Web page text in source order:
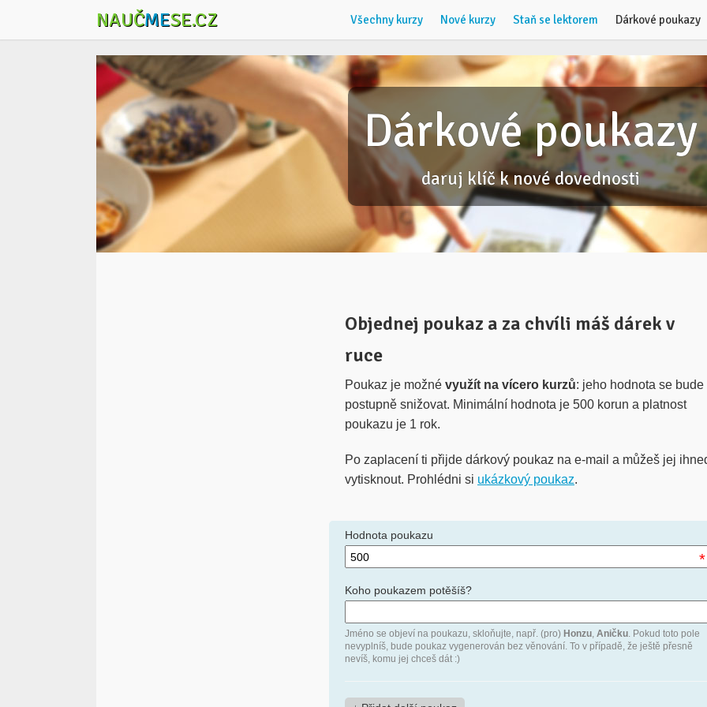
NAUČMESE.CZ Všechny kurzy Nové kurzy Staň se lektorem Dárkové poukazy
Dárkové poukazy
daruj klíč k nové dovednosti
Objednej poukaz a za chvíli máš dárek v
ruce
Poukaz je možné využít na vícero kurzů: jeho hodnota se bude
postupně snižovat. Minimální hodnota je 500 korun a platnost
poukazu je 1 rok.
Po zaplacení ti přijde dárkový poukaz na e-mail a můžeš jej
vytisknout. Prohlédni si ukázkový poukaz.
Hodnota poukazu
*
Koho poukazem potěšíš?
Jméno se objeví na poukazu, skloňujte, např. (pro) Honzu, Aničku. Pokud toto pole
nevyplníš, bude poukaz vygenerován bez věnování. To v případě, že ještě přesně
nevíš, komu jej chceš dát :)